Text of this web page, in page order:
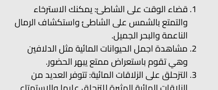
قضاء الوقت على الشاطئ: يمكنك الاسترخاء
والتمتع بالشمس على الشاطئ واستكشاف الرمال
الناعمة والبحر الجميل.
مشاهدة اجمل الحيوانات المائية مثل الدلافين
وهي تقوم باستعراض ممتع يبهر الحضور.
التزحلق على الزلاقات المائية: تتوفر العديد من